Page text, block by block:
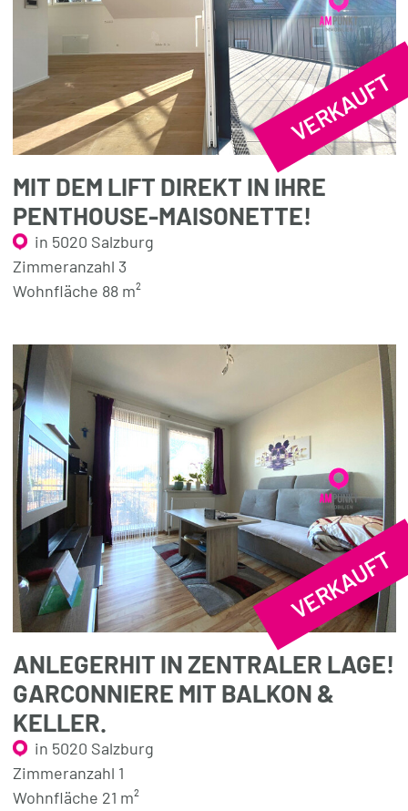
VERKAUFT
MIT DEM LIFT DIREKT IN IHRE
PENTHOUSE-MAISONETTE!
in 5020 Salzburg
Zimmeranzahl 3
Wohnfläche 88 m²
VERKAUFT
ANLEGERHIT IN ZENTRALER LAGE!
GARCONNIERE MIT BALKON &
KELLER.
in 5020 Salzburg
Zimmeranzahl 1
Wohnfläche 21 m²